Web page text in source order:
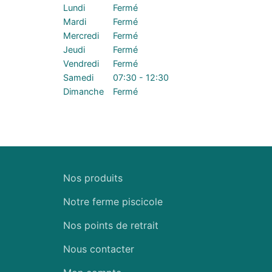
Lundi
Fermé
Mardi
Fermé
Mercredi
Fermé
Jeudi
Fermé
Vendredi
Fermé
Samedi
07:30 - 12:30
Dimanche
Fermé
Nos produits
Notre ferme piscicole
Nos points de retrait
Nous contacter